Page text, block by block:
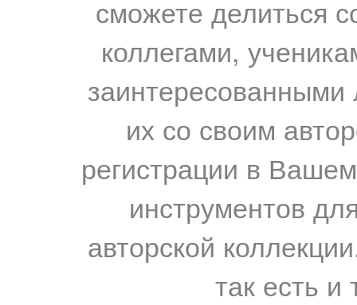
сможете делиться
коллегами,
их со своим
регистрации в
инструментов
авторской
так есть и